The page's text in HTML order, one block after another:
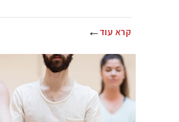
קרא עוד